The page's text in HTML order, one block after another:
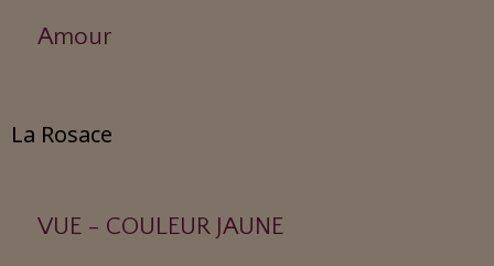
Amour
La Rosace
VUE - COULEUR JAUNE